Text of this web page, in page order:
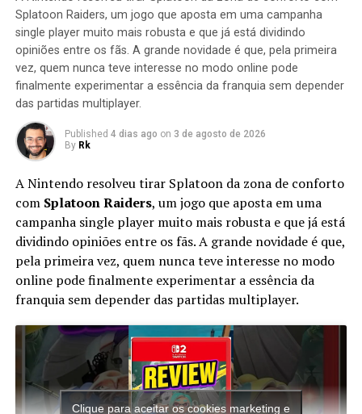
-SONIC 3D BLAST (SATURN): FASE ESPECIAL
-HEROES SÔNICOS: FASE ESPECIAL: DESAFIO BÔNUS
-SONIC R: NÃO CHAOS EMERALD / CHAOS EMERALD
-SONIC RIDERS: CARNAVAL SEGA
-SONIC 3: ICE CAP ZONE REMIX POR PASCAL
MICHAEL STIEFEL
FORÇAS SÓLICAS: PÔR DO SOL ALTO SONIC
MODERNO
Mais sobre sonic beyond speed
Sonic the Hedgehog numa aventura sem igual! Com um
novo motor de jogo, Sonic Unleashed™ funde a
jogabilidade clássica do Sonic com as inovações
modernas. A combinação de potente ação 2D com
ambientes 3D meticulosamente apresentados, coloca os
jogadores na pele do Sonic a correr por intrigantes
locais de um mundo caótico que lhe cabe salvar. Mais
uma vez em busca do domínio, o Dr. Eggman liberta uma
besta infernal do centro do mundo. O evento causa um
tremor devastador que divide o mundo em sete
Splatoon Raiders, um jogo que aposta em uma campanha
single player muito mais robusta e que já está dividindo
opiniões entre os fãs. A grande novidade é que, pela primeira
vez, quem nunca teve interesse no modo online pode
finalmente experimentar a essência da franquia sem depender
das partidas multiplayer.
Published 4 dias ago on 3 de agosto de 2026
By Rk
A Nintendo resolveu tirar Splatoon da zona de conforto
com Splatoon Raiders, um jogo que aposta em uma
campanha single player muito mais robusta e que já está
dividindo opiniões entre os fãs. A grande novidade é que,
pela primeira vez, quem nunca teve interesse no modo
online pode finalmente experimentar a essência da
franquia sem depender das partidas multiplayer.
Clique para aceitar os cookies marketing e